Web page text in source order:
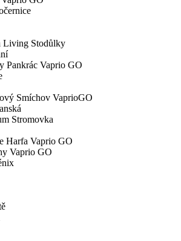
Living Stodůlky
Pankrác Vaprio GO
Smíchov VaprioGO
Stromovka
Harfa Vaprio GO
Vaprio GO